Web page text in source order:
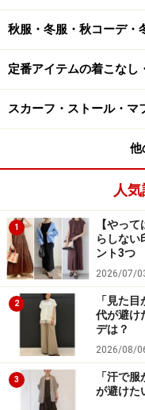
楽天市場で人気
秋服・冬服・秋コーデ・
定番アイテムの着こなし
スカーフ・ストール・マ
他
人
1
【やっ
らしない
ント3つ
2026/07/
2
「見た
代が避け
デは？
2026/08/
3
「汗で
が避けた